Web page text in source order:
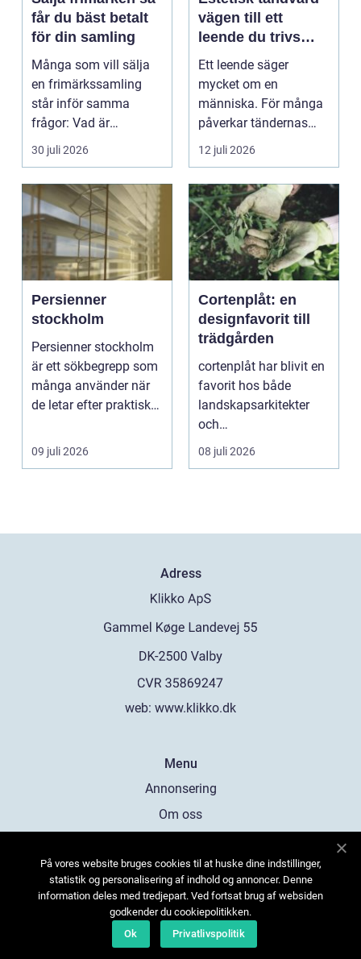
får du bäst betalt
för din samling
Många som vill sälja
en frimärkssamling
står inför samma
frågor: Vad är
samlingen värd? Var
vänder m...
30 juli 2026
vägen till ett
leende du trivs
med
Ett leende säger
mycket om en
människa. För många
påverkar tändernas
utseende både
självförtroendet ...
12 juli 2026
Persienner
stockholm
Persienner stockholm
är ett sökbegrepp som
många använder när
de letar efter praktiska
09 juli 2026
Cortenplåt: en
designfavorit till
trädgården
cortenplåt har blivit en
favorit hos både
landskapsarkitekter
och
trädgårdsentusiaster.
Det är ett m...
08 juli 2026
Adress
web: www.klikko.dk
Menu
Annonsering
Om oss
Kontakta oss
Sitemap
På vores website bruges cookies til at huske dine indstillinger,
statistik og personalisering af indhold og annoncer. Denne
information deles med tredjepart. Ved fortsat brug af websiden
godkender du cookiepolitikken.
Ok
Privatlivspolitik